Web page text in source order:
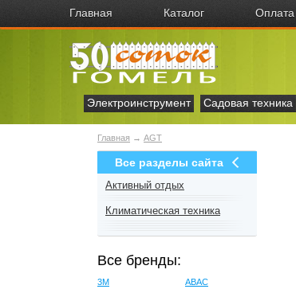
Главная Каталог Оплата
Электроинструмент Садовая техника
Главная → AGT
Все разделы сайта
Активный отдых
Климатическая техника
Все бренды:
3M
ABAC